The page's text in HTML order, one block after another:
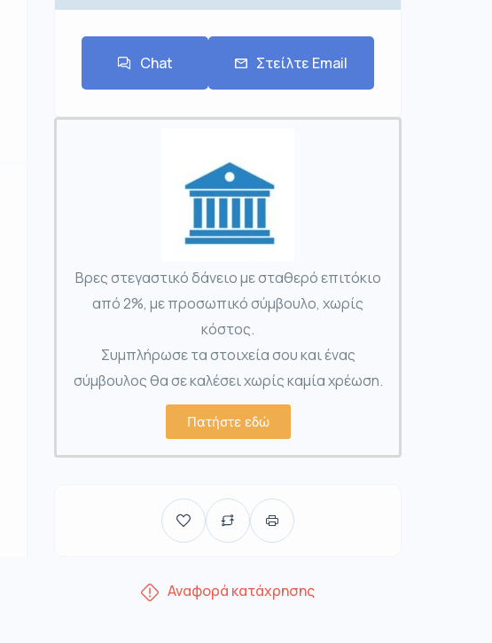
Chat Στείλτε Email
Βρες στεγαστικό δάνειο με σταθερό επιτόκιο
από 2%, με προσωπικό σύμβουλο, χωρίς
κόστος.
Συμπλήρωσε τα στοιχεία σου και ένας
σύμβουλος θα σε καλέσει χωρίς καμία χρέωση.
Πατήστε εδώ
Αναφορά κατάχρησης